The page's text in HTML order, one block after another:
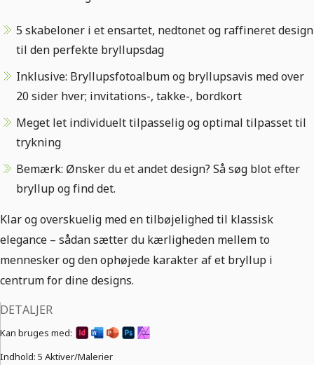
5 skabeloner i et ensartet, nedtonet og raffineret design
til den perfekte bryllupsdag
Inklusive: Bryllupsfotoalbum og bryllupsavis med over
20 sider hver; invitations-, takke-, bordkort
Meget let individuelt tilpasselig og optimal tilpasset til
trykning
Bemærk: Ønsker du et andet design? Så søg blot efter
bryllup og find det.
Klar og overskuelig med en tilbøjelighed til klassisk
elegance – sådan sætter du kærligheden mellem to
mennesker og den ophøjede karakter af et bryllup i
centrum for dine designs.
DETALJER
Kan bruges med:
Indhold: 5 Aktiver/Malerier